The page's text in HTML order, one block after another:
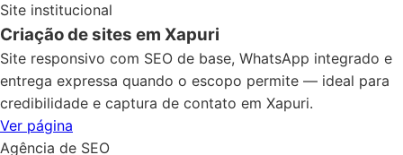
Site institucional
Criação de sites em Xapuri
Site responsivo com SEO de base, WhatsApp integrado e
entrega expressa quando o escopo permite — ideal para
credibilidade e captura de contato em Xapuri.
Ver página
Agência de SEO